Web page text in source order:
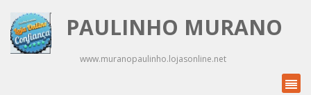
PAULINHO MURANO
www.muranopaulinho.lojasonline.net